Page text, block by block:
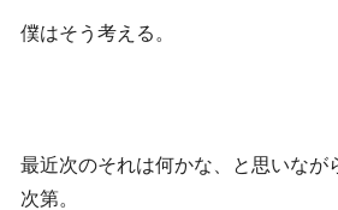
僕はそう考える。
最近次のそれは何かな、と思いなが
次第。